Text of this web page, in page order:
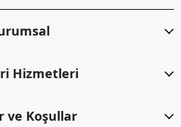
Hizmetleri
ve Koşullar